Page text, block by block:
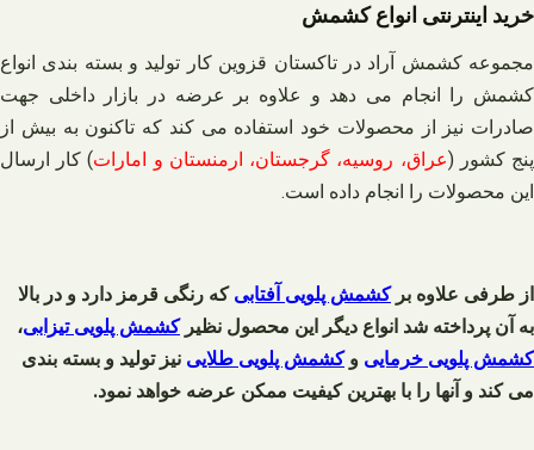
خرید اینترنتی انواع کشمش
مجموعه کشمش آراد در تاکستان قزوین کار تولید و بسته بندی انواع
کشمش را انجام می دهد و علاوه بر عرضه در بازار داخلی جهت
صادرات نیز از محصولات خود استفاده می کند که تاکنون به بیش از
پنج کشور (عراق، روسیه، گرجستان، ارمنستان و امارات) کار ارسال
این محصولات را انجام داده است.
از طرفی علاوه برکشمش پلویی آفتابی که رنگی قرمز دارد و در بالا
به آن پرداخته شد انواع دیگر این محصول نظیرکشمش پلویی تیزابی،
کشمش پلویی خرمایی وکشمش پلویی طلایی نیز تولید و بسته بندی
می کند و آنها را با بهترین کیفیت ممکن عرضه خواهد نمود.